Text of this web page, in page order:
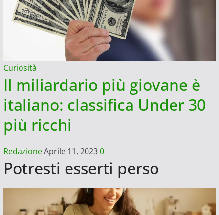
Curiosità
Il miliardario più giovane è
italiano: classifica Under 30
più ricchi
RedazioneAprile 11, 20230
Potresti esserti perso